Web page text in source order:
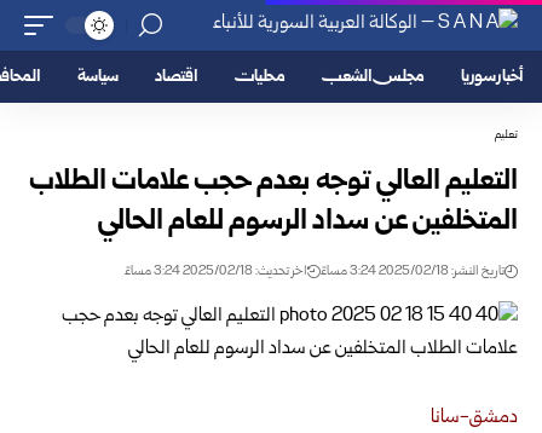
أخبار سوريا مجلس الشعب محليات اقتصاد سياسة
تعليم
التعليم العالي توجه بعدم حجب علامات الطلاب
المتخلفين عن سداد الرسوم ‏للعام الحالي
تاريخ النشر: 2025/02/18 3:24 مساءً اخر تحديث: 2025/02/18 3:24 مساءً
دمشق-سانا‏